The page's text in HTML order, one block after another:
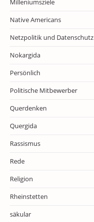
Milleniumsziele
Native Americans
Netzpolitik und Datenschutz
Nokargida
Persönlich
Politische Mitbewerber
Querdenken
Quergida
Rassismus
Rede
Religion
Rheinstetten
säkular